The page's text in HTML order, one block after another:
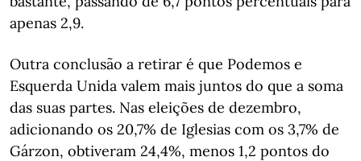
apenas 2,9.
Outra conclusão a retirar é que Podemos e
Esquerda Unida valem mais juntos do que a soma
das suas partes. Nas eleições de dezembro,
adicionando os 20,7% de Iglesias com os 3,7% de
Gárzon, obtiveram 24,4%, menos 1,2 pontos do